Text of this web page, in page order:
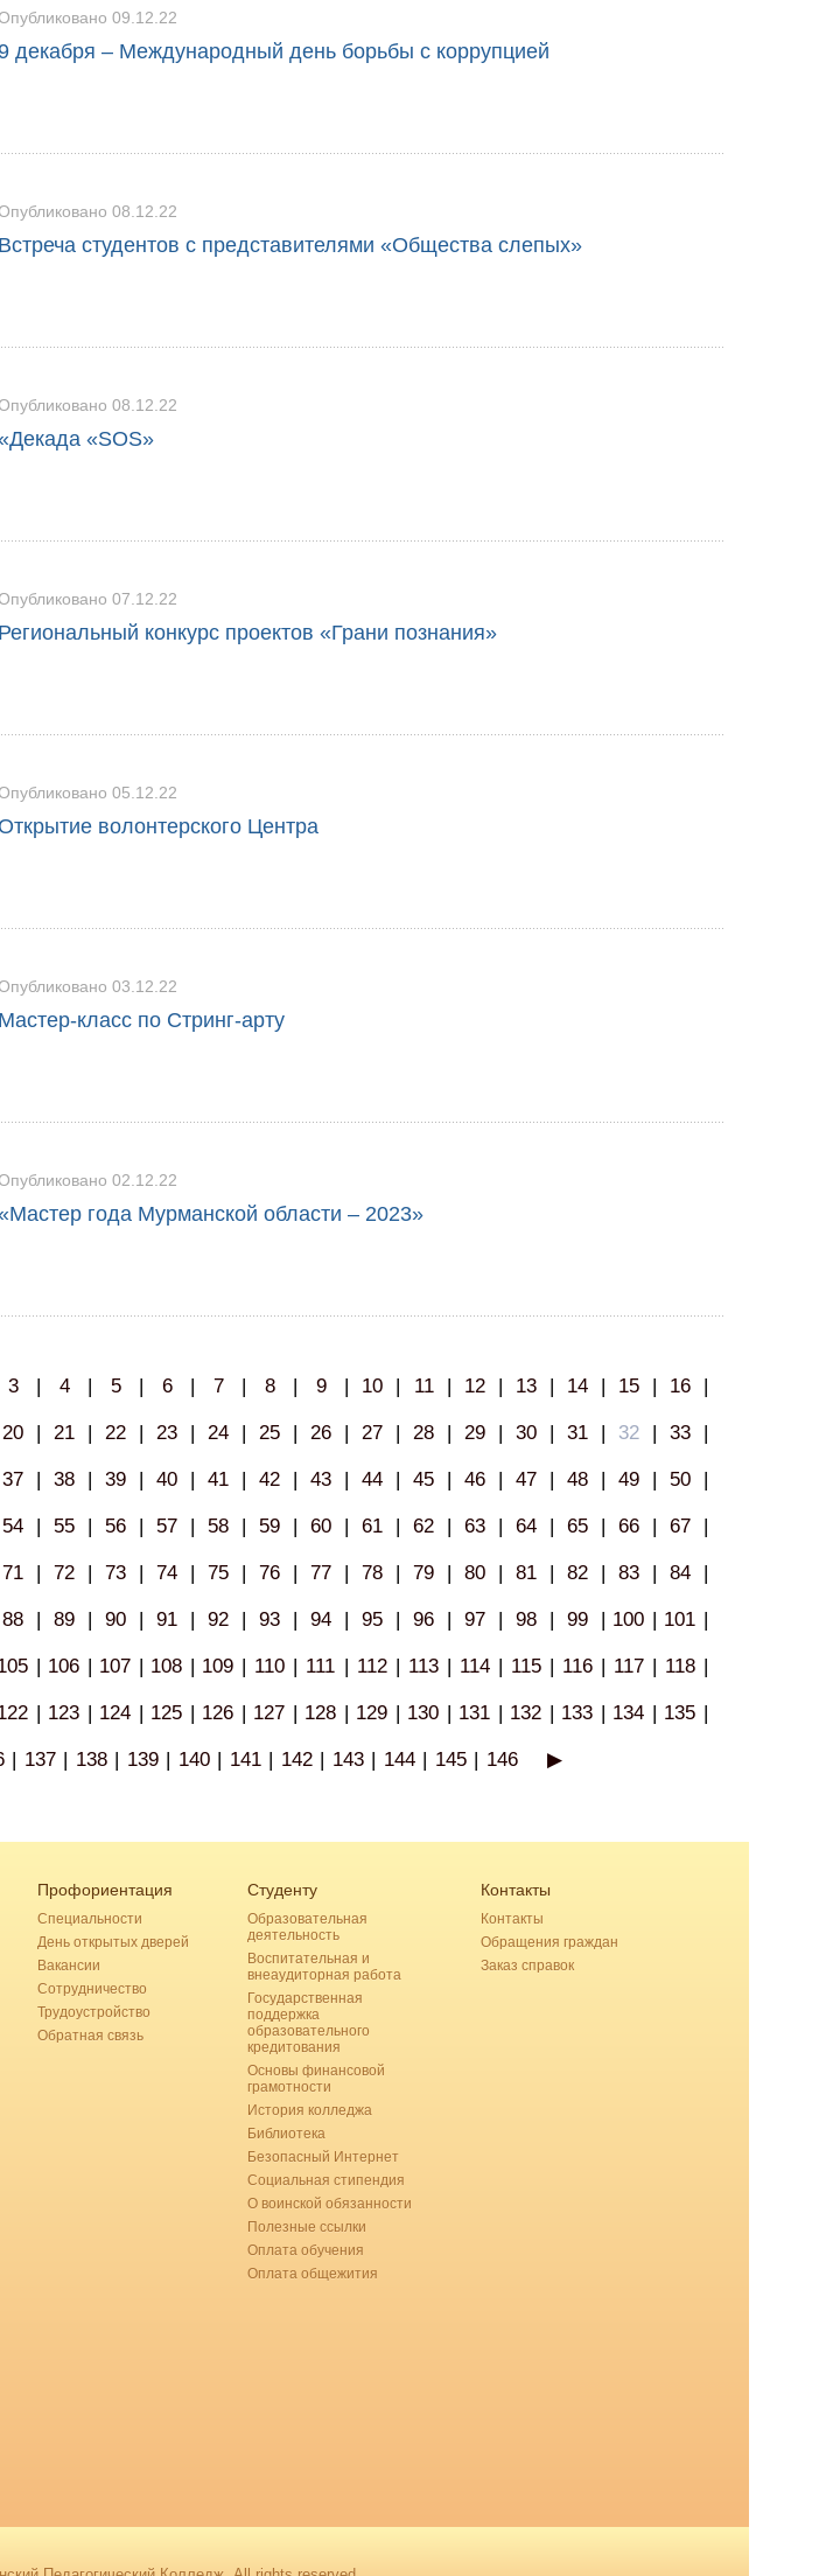
09.12.22
декабря – Международный день борьбы с коррупцией
08.12.22
Встреча студентов с представителями «Общества слепых»
08.12.22
«SOS»
07.12.22
Региональный конкурс проектов «Грани познания»
05.12.22
волонтерского Центра
03.12.22
Мастер-класс по Стринг-арту
02.12.22
года Мурманской области – 2023»
3 | 4 | 5 | 6 | 7 | 8 | 9 | 10 | 11 | 12 | 13 | 14 | 15 | 16 |
20 | 21 | 22 | 23 | 24 | 25 | 26 | 27 | 28 | 29 | 30 | 31 | 32 | 33 |
37 | 38 | 39 | 40 | 41 | 42 | 43 | 44 | 45 | 46 | 47 | 48 | 49 | 50 |
54 | 55 | 56 | 57 | 58 | 59 | 60 | 61 | 62 | 63 | 64 | 65 | 66 | 67 |
71 | 72 | 73 | 74 | 75 | 76 | 77 | 78 | 79 | 80 | 81 | 82 | 83 | 84 |
88 | 89 | 90 | 91 | 92 | 93 | 94 | 95 | 96 | 97 | 98 | 99 | 100 | 101 |
| 106 | 107 | 108 | 109 | 110 | 111 | 112 | 113 | 114 | 115 | 116 | 117 | 118 |
| 123 | 124 | 125 | 126 | 127 | 128 | 129 | 130 | 131 | 132 | 133 | 134 | 135 |
| 137 | 138 | 139 | 140 | 141 | 142 | 143 | 144 | 145 | 146 ▶
Профориентация
Специальности
День открытых дверей
Вакансии
Сотрудничество
Трудоустройство
Обратная связь
Студенту
Образовательная
деятельность
Воспитательная и
внеаудиторная работа
Государственная
поддержка
образовательного
кредитования
Основы финансовой
грамотности
История колледжа
Библиотека
Безопасный Интернет
Социальная стипендия
О воинской обязанности
Полезные ссылки
Оплата обучения
Оплата общежития
Контакты
Контакты
Обращения граждан
Заказ справок